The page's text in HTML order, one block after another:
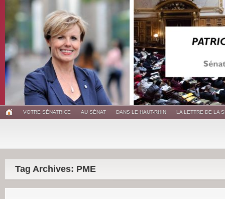
VOTRE SÉNATRICE AU SÉNAT DANS LE HAUT-RHIN LA LETTRE DE LA
Tag Archives: PME